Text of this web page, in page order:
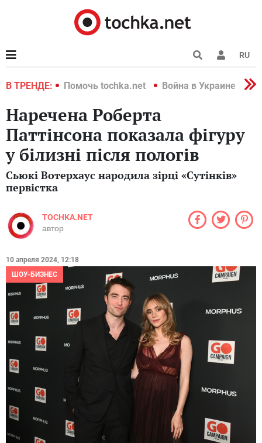
RU
В ТРЕНДЕ:
2022 Помочь tochka.net Война в Украине 2022
Наречена Роберта
Паттінсона показала фігуру
у білизні після пологів
Сьюкі Вотерхаус народила зірці «Сутінків»
первістка
TOCHKA.NET
автор
10 апреля 2024, 12:18
ШОУ-БИЗНЕС